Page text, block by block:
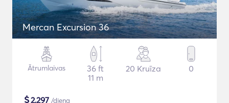
Mercan Excursion 36
Ātrumlaivas
36 ft
11 m
20 Kruīza 0
$2,297 /diena